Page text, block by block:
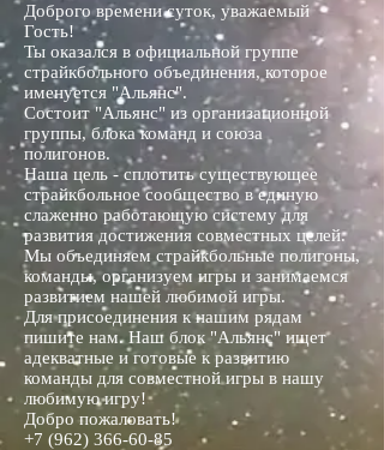
Доброго времени суток, уважаемый
Гость!
Ты оказался в официальной группе
страйкбольного объединения, которое
именуется "Альянс".
Состоит "Альянс" из организационной
группы, блока команд и союза
полигонов.
Наша цель - сплотить существующее
страйкбольное сообщество в единую
слаженно работающую систему для
развития достижения совместных целей.
Мы объединяем страйкбольные полигоны,
команды, организуем игры и занимаемся
развитием нашей любимой игры.
Для присоединения к нашим рядам
пишите нам. Наш блок "Альянс" ищет
адекватные и готовые к развитию
команды для совместной игры в нашу
любимую игру!
Добро пожаловать!
+7 (962) 366-60-85